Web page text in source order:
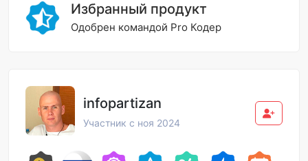
Избранный продукт
Одобрен командой Pro Кодер
infopartizan
Участник с ноя 2024